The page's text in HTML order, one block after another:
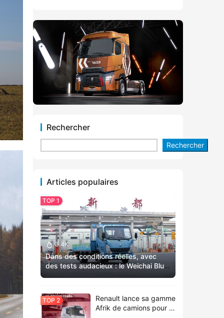
Rechercher
Rechercher
Articles populaires
3.4K
Dans des conditions réelles, avec
des tests audacieux : le Weichai Blue
nouvelle !
Renault lance sa gamme
Afrik de camions pour le